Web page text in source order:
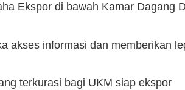
Ekspor di bawah Kamar Dagang
akses informasi dan memberikan
terkurasi bagi UKM siap ekspor